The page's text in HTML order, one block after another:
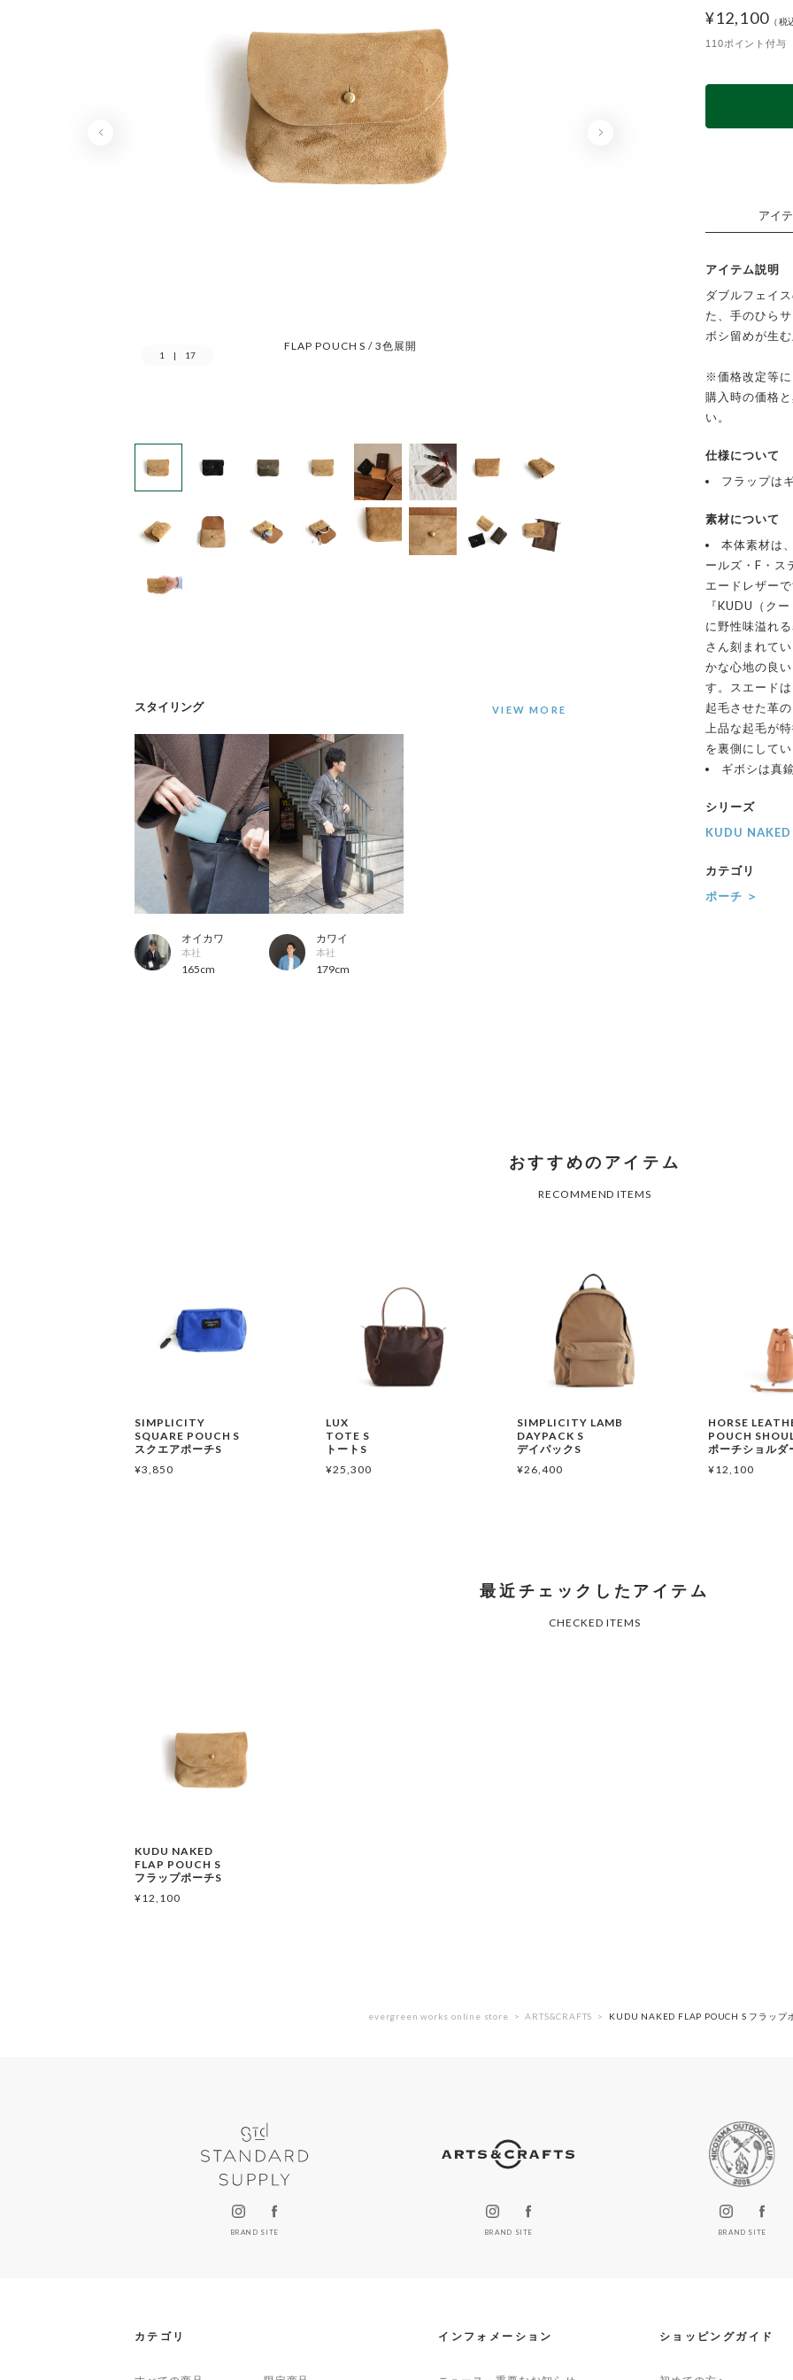
FLAP POUCH S / 3色展開
1 | 17
スタイリング
オイカワ
本社
165cm
カワイ
本社
179cm
¥12,100
110ポイント付与
アイ
アイテム説明
ダブルフェイ
た、手のひら
ボシ留めが生
※価格改定等
購入時の価格
い。
仕様について
フラップは
素材について
本体素材は
ールズ・F・ス
エードレザー
『KUDU（ク
に野性味溢れ
さん刻まれて
かな心地の良
す。スエード
起毛させた革
上品な起毛が
を裏側にして
ギボシは真
シリーズ
KUDU
カテゴリ
ポーチ ＞
SIMPLICITY
SQUARE POUCH S
スクエアポーチS
¥3,850
LUX
TOTE S
トートS
¥25,300
SIMPLICITY LAMB
DAYPACK S
デイパックS
¥26,400
HORSE
POUCH
ポーチショルダ
¥12,100
KUDU NAKED
FLAP POUCH S
フラップポーチS
¥12,100
evergreen works online store ARTS&CRAFTS KUDU NAKED FLAP POUCH S フラップ
BRAND SITE BRAND SITE BRAND SITE
カテゴリ インフォメーション ショッピングガイド